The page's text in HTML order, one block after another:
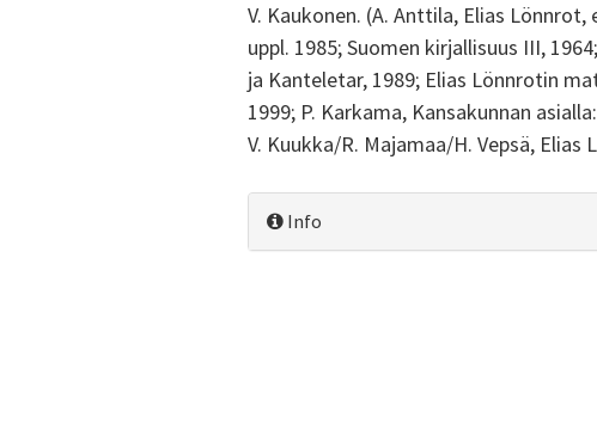
V. Kaukonen. (A. Anttila, Elias
uppl. 1985; Suomen kirjallisuus III,
ja Kanteletar, 1989; Elias Lönnrotin
1999; P. Karkama, Kansakunnan
V. Kuukka/R. Majamaa/H. Vepsä, Elias
Info